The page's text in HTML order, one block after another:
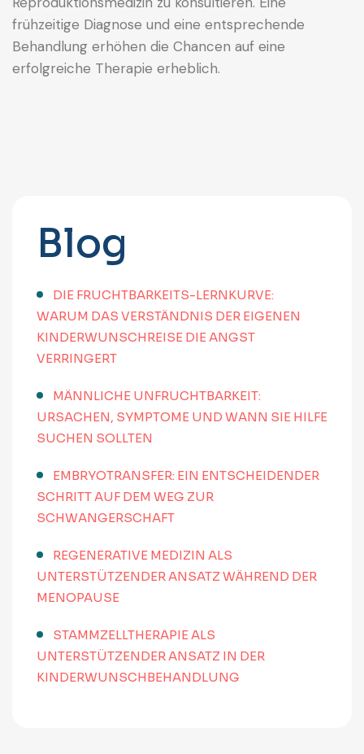
frühzeitige Diagnose und eine entsprechende
Behandlung erhöhen die Chancen auf eine
erfolgreiche Therapie erheblich.
Blog
DIE FRUCHTBARKEITS-LERNKURVE:
WARUM DAS VERSTÄNDNIS DER EIGENEN
KINDERWUNSCHREISE DIE ANGST
VERRINGERT
MÄNNLICHE UNFRUCHTBARKEIT:
URSACHEN, SYMPTOME UND WANN SIE HILFE
SUCHEN SOLLTEN
EMBRYOTRANSFER: EIN ENTSCHEIDENDER
SCHRITT AUF DEM WEG ZUR
SCHWANGERSCHAFT
REGENERATIVE MEDIZIN ALS
UNTERSTÜTZENDER ANSATZ WÄHREND DER
MENOPAUSE
STAMMZELLTHERAPIE ALS
UNTERSTÜTZENDER ANSATZ IN DER
KINDERWUNSCHBEHANDLUNG